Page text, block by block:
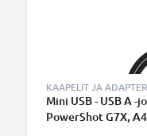
KAAPELIT JA
Mini USB - USB A -
PowerShot G7X,